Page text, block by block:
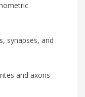
synapses, and
and axons